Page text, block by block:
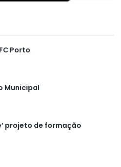
Porto
Municipal
projeto de formação